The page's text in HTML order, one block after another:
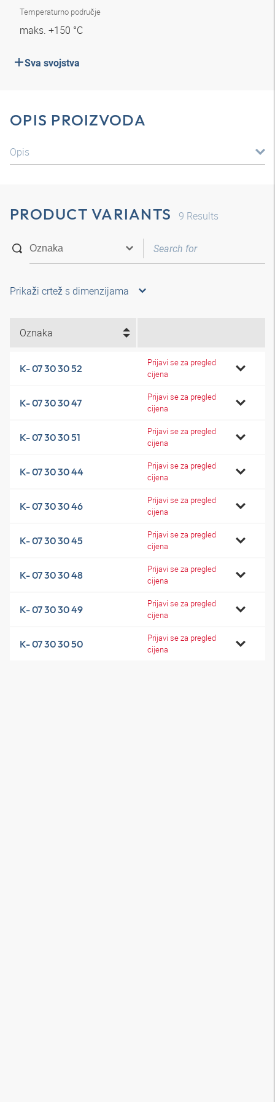
Temperaturno područje
maks. +150 °C
Sva svojstva
OPIS PROIZVODA
Opis
PRODUCT VARIANTS 9 Results
Prikaži crtež s dimenzijama
Oznaka
K- 07 30 30 52
Prijavi se za pregled
cijena
K- 07 30 30 47
Prijavi se za pregled
cijena
K- 07 30 30 51
Prijavi se za pregled
cijena
K- 07 30 30 44
Prijavi se za pregled
cijena
K- 07 30 30 46
Prijavi se za pregled
cijena
K- 07 30 30 45
Prijavi se za pregled
cijena
K- 07 30 30 48
Prijavi se za pregled
cijena
K- 07 30 30 49
Prijavi se za pregled
cijena
K- 07 30 30 50
Prijavi se za pregled
cijena